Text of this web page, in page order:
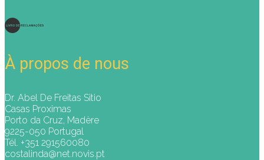
À propos de nous
Dr. Abel De Freitas Sitio
Casas Proximas
Porto da Cruz, Madère
9225-050 Portugal
Tél. +351 291560080
costalinda@net.novis.pt